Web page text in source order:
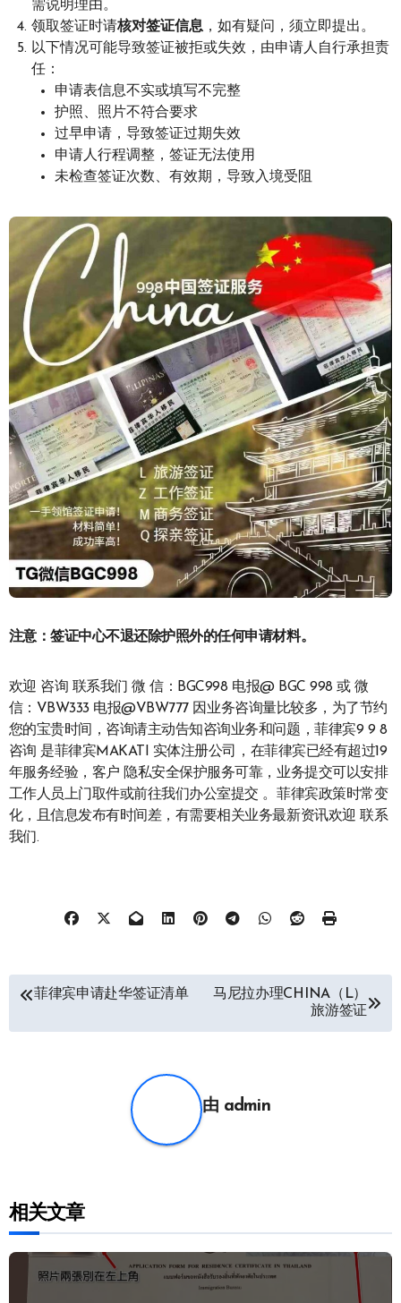
需说明理由。
领取签证时请核对签证信息 ，如有疑问，须立即提出。
以下情况可能导致签证被拒或失效，由申请人自行承担责
任：
申请表信息不实或填写不完整
护照、照片不符合要求
过早申请，导致签证过期失效
申请人行程调整，签证无法使用
未检查签证次数、有效期，导致入境受阻
注意：签证中心不退还除护照外的任何申请材料。
欢迎 咨询 联系我们 微 信：BGC998 电报@ BGC 998 或 微
信：VBW333 电报@VBW777 因业务咨询量比较多，为了节约
您的宝贵时间，咨询请主动告知咨询业务和问题，菲律宾9 9 8
咨询 是菲律宾MAKATI 实体注册公司，在菲律宾已经有超过19
年服务经验，客户 隐私安全保护服务可靠，业务提交可以安排
工作人员上门取件或前往我们办公室提交 。菲律宾政策时常变
化，且信息发布有时间差，有需要相关业务最新资讯欢迎 联系
我们.
文 菲律宾申请赴华签证清单
马尼拉办理CHINA（L）
旅游签证
由 admin
相关文章